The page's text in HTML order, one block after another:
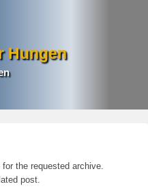
Hungen
the requested archive.
post.